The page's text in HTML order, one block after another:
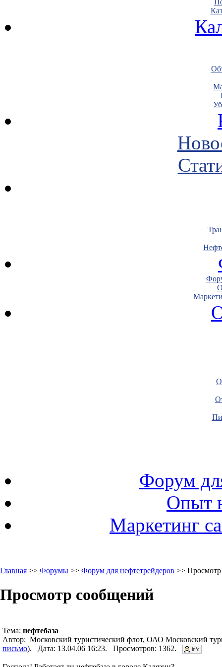
Форум
Опыт
Маркетинг
Главная >> Форумы >> Форум для нефтетрейдеров >>
Просмотр сообщений
Тема: нефтебаза
Автор: Московский туристический флот, ОАО Московский
письмо). Дата: 13.04.06 16:23. Просмотров: 1362.